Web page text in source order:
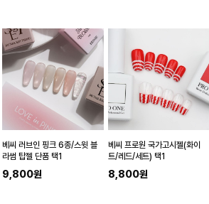
베씨 러브인 핑크 6종/스윗 블
라썸 탑젤 단품 택1
9,800원
베씨 프로원 국가고시젤(화이
트/레드/세트) 택1
8,800원